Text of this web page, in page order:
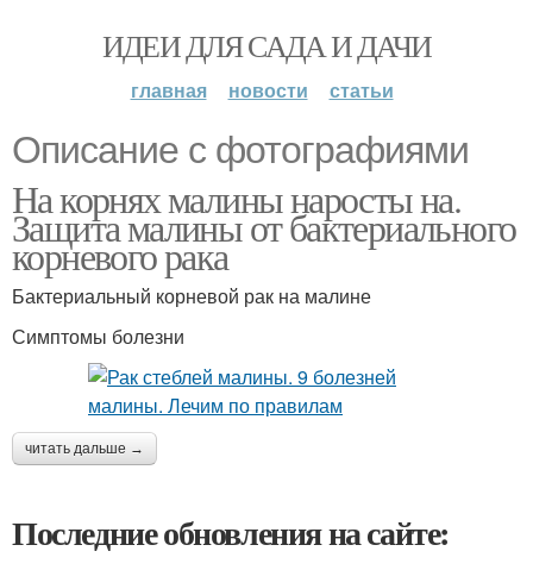
ИДЕИ ДЛЯ САДА И ДАЧИ
главная новости статьи
Описание с фотографиями
На корнях малины наросты на.
Защита малины от бактериального
корневого рака
Бактериальный корневой рак на малине
Симптомы болезни
читать дальше →
Последние обновления на сайте: